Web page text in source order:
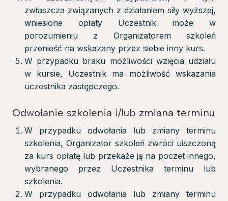
zwłaszcza związanych z działaniem siły wyższej,
wniesione opłaty Uczestnik może w
porozumieniu z Organizatorem szkoleń
przenieść na wskazany przez siebie inny kurs.
W przypadku braku możliwości wzięcia udziału
w kursie, Uczestnik ma możliwość wskazania
uczestnika zastępczego.
Odwołanie szkolenia i/lub zmiana terminu
W przypadku odwołania lub zmiany terminu
szkolenia, Organizator szkoleń zwróci uiszczoną
za kurs opłatę lub przekaże ją na poczet innego,
wybranego przez Uczestnika terminu lub
szkolenia.
W przypadku odwołania lub zmiany terminu